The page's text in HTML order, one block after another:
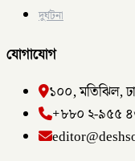
দুর্ঘটনা
যোগাযোগ
১০০, মতিঝিল,
+৮৮০ ২-৯৫৫